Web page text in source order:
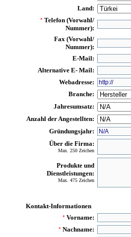
Land:
* Telefon (Vorwahl/
Nummer):
Fax (Vorwahl/
Nummer):
E-Mail:
Alternative E- Mail:
Webadresse:
Branche:
Jahresumsatz:
Anzahl der Angestellten:
Gründungsjahr:
Über die Firma:
Max. 250 Zeichen
Produkte und
Dienstleistungen:
Max. 475 Zeichen
Kontakt-Informationen
* Vorname:
* Nachname: